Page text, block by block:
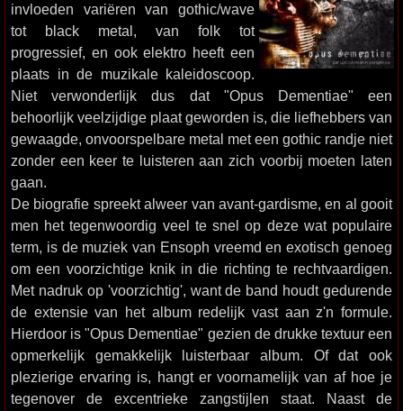
invloeden variëren van gothic/wave
tot black metal, van folk tot
progressief, en ook elektro heeft een
plaats in de muzikale kaleidoscoop.
Niet verwonderlijk dus dat "Opus Dementiae" een
behoorlijk veelzijdige plaat geworden is, die liefhebbers van
gewaagde, onvoorspelbare metal met een gothic randje niet
zonder een keer te luisteren aan zich voorbij moeten laten
gaan.
De biografie spreekt alweer van avant-gardisme, en al gooit
men het tegenwoordig veel te snel op deze wat populaire
term, is de muziek van Ensoph vreemd en exotisch genoeg
om een voorzichtige knik in die richting te rechtvaardigen.
Met nadruk op 'voorzichtig', want de band houdt gedurende
de extensie van het album redelijk vast aan z'n formule.
Hierdoor is "Opus Dementiae" gezien de drukke textuur een
opmerkelijk gemakkelijk luisterbaar album. Of dat ook
plezierige ervaring is, hangt er voornamelijk van af hoe je
tegenover de excentrieke zangstijlen staat. Naast de